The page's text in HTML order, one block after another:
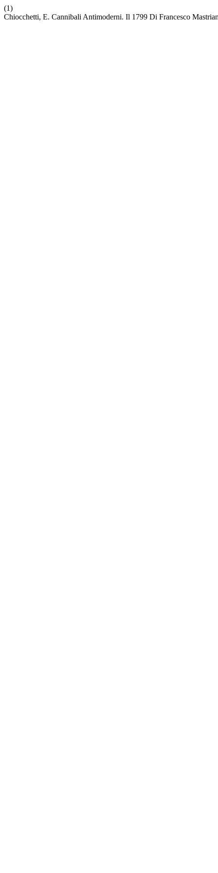
(1)
Chiocchetti, E. Cannibali Antimoderni. Il 1799 Di Francesco